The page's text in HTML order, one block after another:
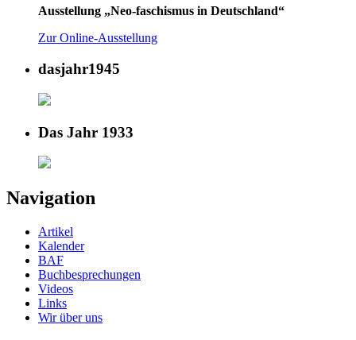
Ausstellung „Neo-faschismus in Deutschland“
Zur Online-Ausstellung
dasjahr1945
Das Jahr 1933
Navigation
Artikel
Kalender
BAF
Buchbesprechungen
Videos
Links
Wir über uns